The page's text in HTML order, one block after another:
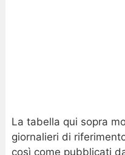
La tabella qui sopra
giornalieri di
così come pubblicati